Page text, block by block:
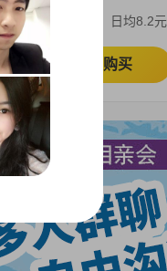
日均8.2元
立即购买